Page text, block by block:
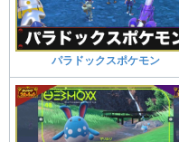
パラドックスポケモン